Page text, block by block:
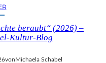
beraubt“ (2026) –
Kultur-Blog
vonMichaela Schabel